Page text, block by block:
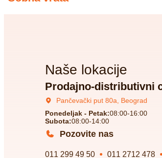
Naše lokacije
Prodajno-distributivni
Pančevački put 80a, Beograd
Ponedeljak - Petak:08:00-16:00
Subota:08:00-14:00
Pozovite nas
011 299 49 50 011 2712 478